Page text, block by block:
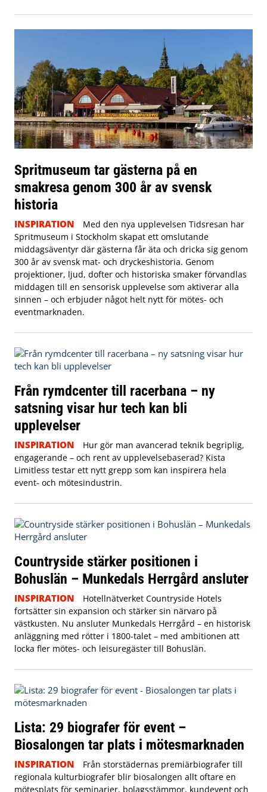
Spritmuseum tar gästerna på en
smakresa genom 300 år av svensk
historia
INSPIRATION
Med den nya upplevelsen Tidsresan har
Spritmuseum i Stockholm skapat ett omslutande
middagsäventyr där gästerna får äta och dricka sig genom
300 år av svensk mat- och dryckeshistoria. Genom
projektioner, ljud, dofter och historiska smaker förvandlas
middagen till en sensorisk upplevelse som aktiverar alla
sinnen – och erbjuder något helt nytt för mötes- och
eventmarknaden.
Från rymdcenter till racerbana – ny
satsning visar hur tech kan bli
upplevelser
INSPIRATION
Hur gör man avancerad teknik begriplig,
engagerande – och rent av upplevelsebaserad? Kista
Limitless testar ett nytt grepp som kan inspirera hela
event- och mötesindustrin.
Countryside stärker positionen i
Bohuslän – Munkedals Herrgård ansluter
INSPIRATION
Hotellnätverket Countryside Hotels
fortsätter sin expansion och stärker sin närvaro på
västkusten. Nu ansluter Munkedals Herrgård – en historisk
anläggning med rötter i 1800-talet – med ambitionen att
locka fler mötes- och leisuregäster till Bohuslän.
Lista: 29 biografer för event –
Biosalongen tar plats i mötesmarknaden
INSPIRATION
Från storstädernas premiärbiografer till
regionala kulturbiografer blir biosalongen allt oftare en
mötesplats för seminarier, bolagsstämmor, kundevent och